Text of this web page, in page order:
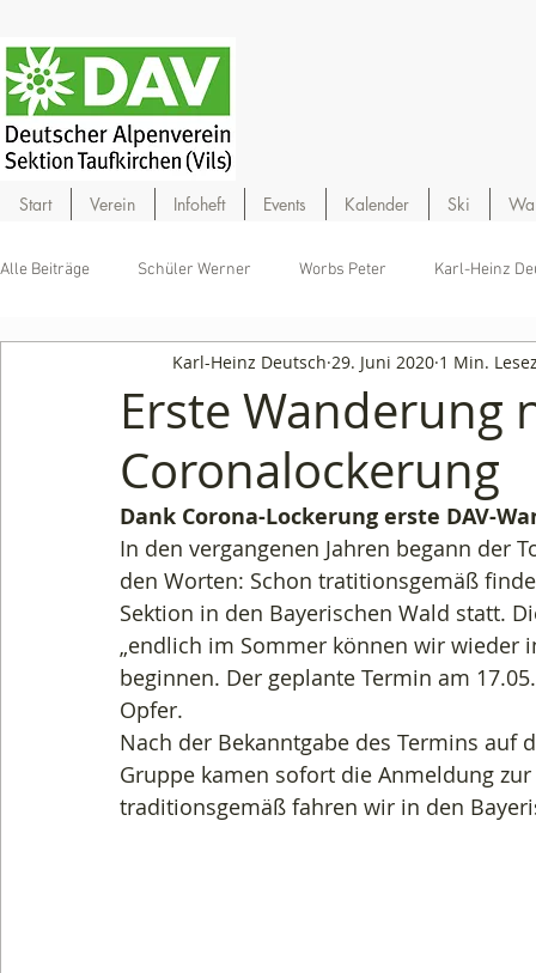
Start Verein Infoheft Events Kalender Ski
Alle Beiträge Schüler Werner Worbs Peter Karl-Heinz
Erste Wanderung
Coronalockerung
Karl-Heinz Deutsch 29. Juni 2020 1 Min.
Dank Corona-Lockerung erste DAV-
In den vergangenen Jahren begann der
den Worten: Schon tratitionsgemäß
Sektion in den Bayerischen Wald statt.
„endlich im Sommer können wir wieder
beginnen. Der geplante Termin am
Opfer.
Nach der Bekanntgabe des Termins auf
Gruppe kamen sofort die Anmeldung
traditionsgemäß fahren wir in den